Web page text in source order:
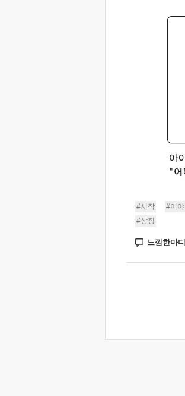
#시작 #이야
#상징
느낌한마디